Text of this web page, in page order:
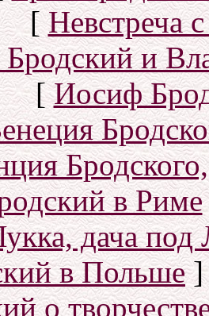
[Невстреча
и
[Иосиф
в Риме
дача под
в Польше]
о